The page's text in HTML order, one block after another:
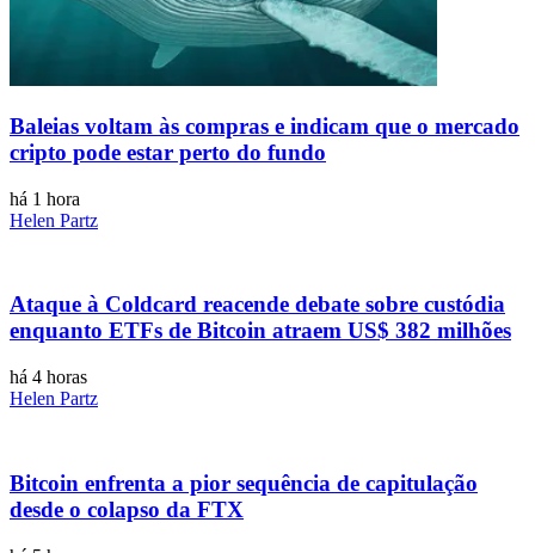
Baleias voltam às compras e indicam que o mercado
cripto pode estar perto do fundo
há 1 hora
Helen Partz
Ataque à Coldcard reacende debate sobre custódia
enquanto ETFs de Bitcoin atraem US$ 382 milhões
há 4 horas
Helen Partz
Bitcoin enfrenta a pior sequência de capitulação
desde o colapso da FTX